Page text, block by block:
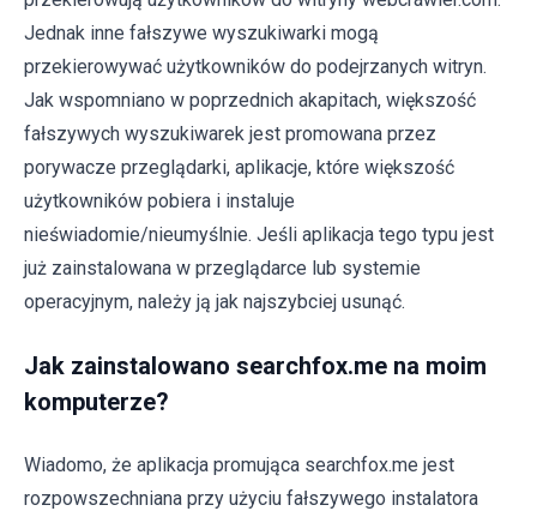
Jednak inne fałszywe wyszukiwarki mogą
przekierowywać użytkowników do podejrzanych witryn.
Jak wspomniano w poprzednich akapitach, większość
fałszywych wyszukiwarek jest promowana przez
porywacze przeglądarki, aplikacje, które większość
użytkowników pobiera i instaluje
nieświadomie/nieumyślnie. Jeśli aplikacja tego typu jest
już zainstalowana w przeglądarce lub systemie
operacyjnym, należy ją jak najszybciej usunąć.
Jak zainstalowano searchfox.me na moim
komputerze?
Wiadomo, że aplikacja promująca searchfox.me jest
rozpowszechniana przy użyciu fałszywego instalatora